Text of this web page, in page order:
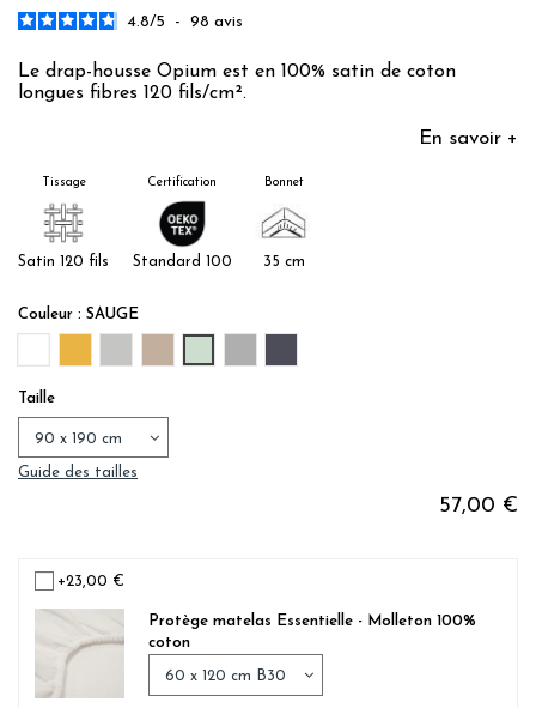
4.8/5 - 98 avis
Le drap-housse Opium est en 100% satin de coton
longues fibres 120 fils/cm².
En savoir +
Tissage
Satin 120 fils
Certification
Standard 100
Bonnet
35 cm
Couleur : SAUGE
Taille
Guide des tailles
57,00 €
+23,00 €
Protège matelas Essentielle - Molleton 100%
coton